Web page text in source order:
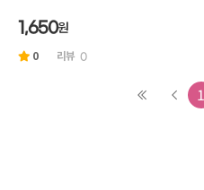
1,650원
0 리뷰 0
1